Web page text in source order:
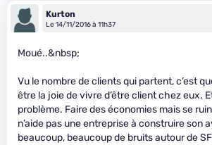
Kurton
Le 14/11/2016 à 11h37
Moué..&nbsp;
Vu le nombre de clients qui partent, c’est
être la joie de vivre d’être client chez eux.
problème. Faire des économies mais se
n’aide pas une entreprise à construire son
beaucoup, beaucoup de bruits autour de